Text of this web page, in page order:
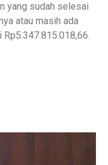
yang sudah selesai
atau masih ada